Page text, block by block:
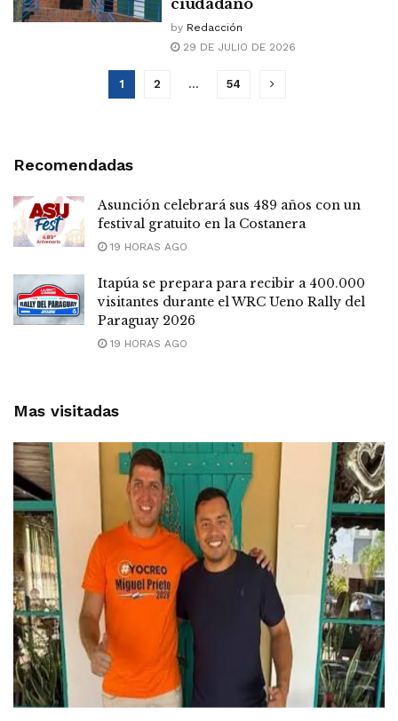
ciudadano
by Redacción
29 DE JULIO DE 2026
1 2 … 54
Recomendadas
Asunción celebrará sus 489 años con un
festival gratuito en la Costanera
19 HORAS AGO
Itapúa se prepara para recibir a 400.000
visitantes durante el WRC Ueno Rally del
Paraguay 2026
19 HORAS AGO
Mas visitadas